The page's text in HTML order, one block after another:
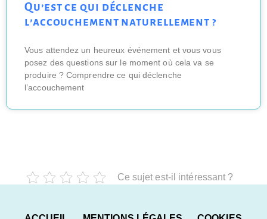
Qu’est ce qui déclenche
l’accouchement naturellement ?
Vous attendez un heureux événement et vous vous
posez des questions sur le moment où cela va se
produire ? Comprendre ce qui déclenche
l’accouchement
Ce sujet est-il intéressant ?